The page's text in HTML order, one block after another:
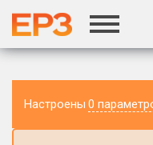
Настроены 0